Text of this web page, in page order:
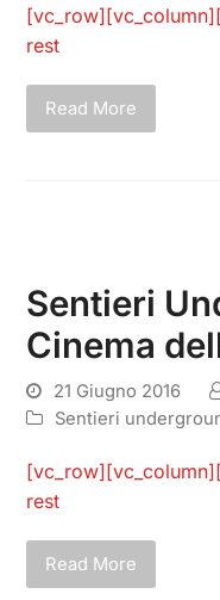
rest
Read More
Sentieri
Cinema
21 Giugno 2016
Sentieri
rest
Read More